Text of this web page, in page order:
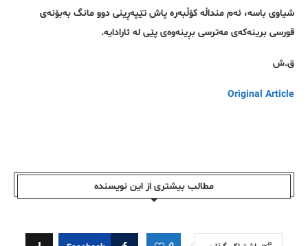
شیاوی باسە، ئەم منداڵە کۆڵبەرە پاش تێپەڕینی دوو مانگ بەبۆنەی
قورسی برینەکەی مەترسی بڕینەوەی پێی لە ئارادایە.
ق.ش
Original Article
مطالب بیشتری از این نویسندە